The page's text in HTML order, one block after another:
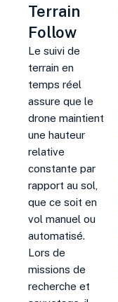
Terrain
Follow
Le suivi de
terrain en
temps réel
assure que le
drone maintient
une hauteur
relative
constante par
rapport au sol,
que ce soit en
vol manuel ou
automatisé.
Lors de
missions de
recherche et